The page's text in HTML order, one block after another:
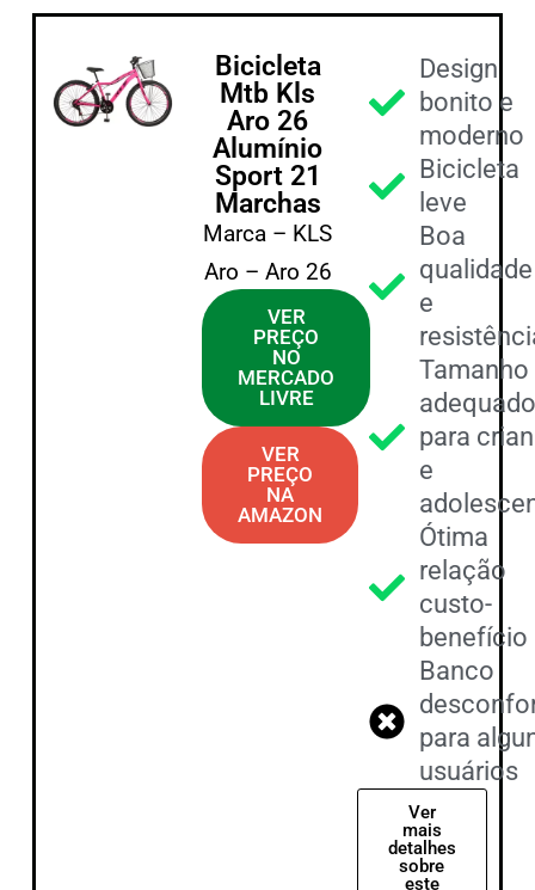
Bicicleta
Mtb Kls
Aro 26
Alumínio
Sport 21
Marchas
Marca – KLS
Aro – Aro 26
VER
PREÇO
NO
MERCADO
LIVRE
VER
PREÇO
NA
AMAZON
Design
bonito e
moderno
Bicicleta
leve
Boa
qualidade
e
Tamanho
para
e
Ótima
relação
custo-
benefício
Banco
para
usuários
Ver
mais
detalhes
sobre
este